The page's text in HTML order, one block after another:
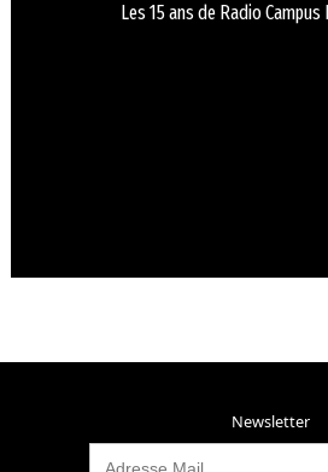
Les 15 ans de Radio
Newsletter